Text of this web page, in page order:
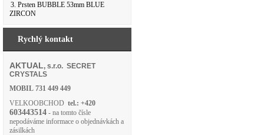
3. Prsten BUBBLE 53mm BLUE
ZIRCON
Rychlý kontakt
AKTUAL, s.r.o. SECRET
CRYSTALS
MOBIL 731 449 449
VELKOOBCHOD tel.: +420
603443514 - na tomto čísle
nepodáváme informace o objednávkách a
zásilkách